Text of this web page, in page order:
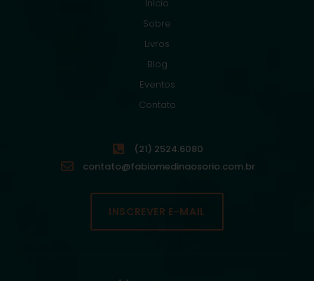
Início
Sobre
Livros
Blog
Eventos
Contato
(21) 2524.6080
contato@fabiomedinaosorio.com.br
INSCREVER E-MAIL